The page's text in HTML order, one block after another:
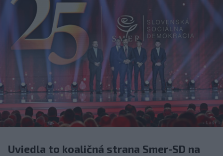
Uviedla to koaličná strana Smer-SD na